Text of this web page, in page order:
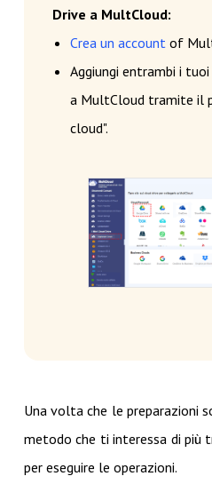
Drive a MultCloud:
Crea un accountof
Aggiungi entrambi i
a MultCloud tramite il
cloud".
Una volta che le preparazioni
metodo che ti interessa di più
per eseguire le operazioni.